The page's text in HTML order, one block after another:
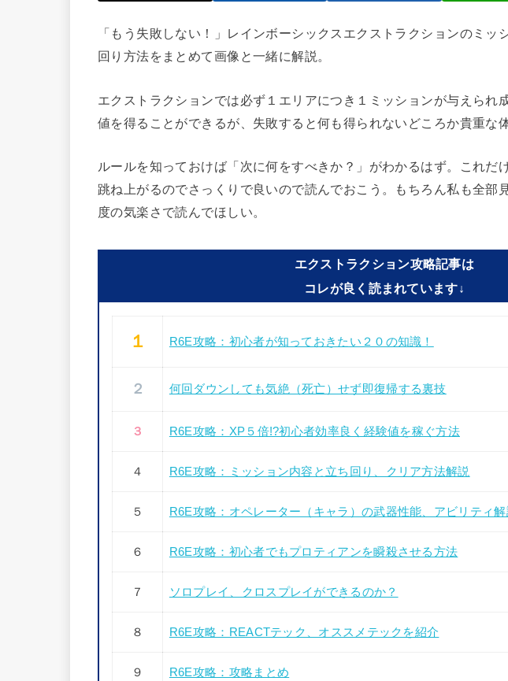
「もう失敗しない！」レインボーシックスエクストラクションのミッ
回り方法をまとめて画像と一緒に解説。
エクストラクションでは必ず１エリアにつき１ミッションが与えられ
値を得ることができるが、失敗すると何も得られないどころか貴重な
ルールを知っておけば「次に何をすべきか？」がわかるはず。これだ
跳ね上がるのでさっくりで良いので読んでおこう。もちろん私も全部
度の気楽さで読んでほしい。
エクストラクション攻略記事は
コレが良く読まれています↓
１ R6E攻略：初心者が知っておきたい２０の知識！
２ 何回ダウンしても気絶（死亡）せず即復帰する裏技
３ R6E攻略：XP５倍!?初心者効率良く経験値を稼ぐ方法
４ R6E攻略：ミッション内容と立ち回り、クリア方法解説
５ R6E攻略：オペレーター（キャラ）の武器性能、アビリティ解
６ R6E攻略：初心者でもプロティアンを瞬殺させる方法
７ ソロプレイ、クロスプレイができるのか？
８ R6E攻略：REACTテック、オススメテックを紹介
９ R6E攻略：攻略まとめ